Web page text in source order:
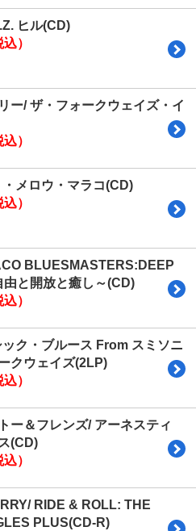
ヒル(CD)
）
ー/ ザ・フォークウェイズ・イ
）
メロウ・マラコ(CD)
）
BLUESMASTERS:DEEP
由と開放と癒し～(CD)
）
ク・ブルース From スミソニ
クウェイズ(2LP)
）
ー＆フレンズ/ アーネスティ
(CD)
）
RIDE & ROLL: THE
PLUS(CD-R)